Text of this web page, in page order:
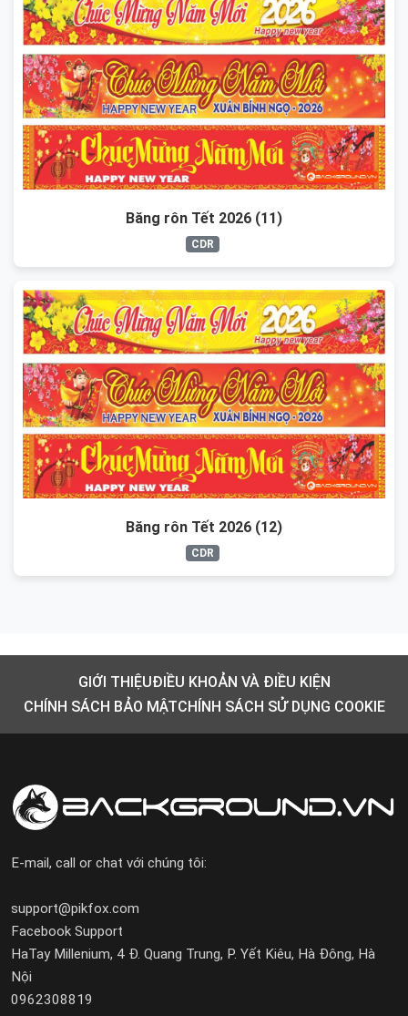
Băng rôn Tết 2026 (11)
CDR
Băng rôn Tết 2026 (12)
CDR
GIỚI THIỆUĐIỀU KHOẢN VÀ ĐIỀU KIỆN
CHÍNH SÁCH BẢO MẬTCHÍNH SÁCH SỬ DỤNG COOKIE
E-mail, call or chat với chúng tôi:
support@pikfox.com
Facebook Support
HaTay Millenium, 4 Đ. Quang Trung, P. Yết Kiêu, Hà Đông, Hà
Nội
0962308819